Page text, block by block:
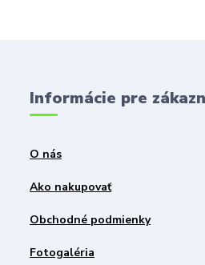
Informácie pre
O nás
Ako nakupovať
Obchodné podmienky
Fotogaléria